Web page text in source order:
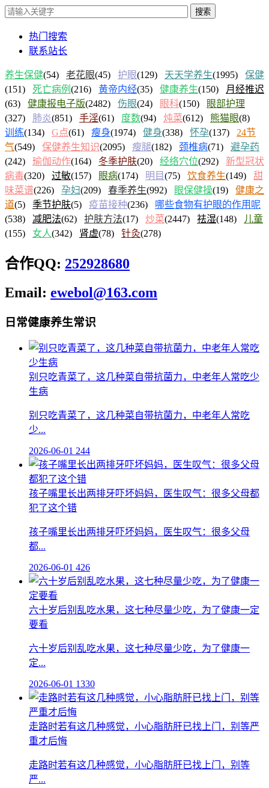
搜索
热门搜索
联系站长
养生保健(54) 老花眼(45) 护眼(129) 天天学养生(1995) 保健
(151) 死亡病例 (216) 黄帝内经(35) 健康养生(150)
月经推迟
(63) 健康报电子版(2482) 伤眼(24) 眼科(150)
眼部护理
(327) 肺炎(851) 手淫(61) 度数(94) 炖菜(612) 熊猫眼(8)
训练(134) G点(61) 瘦身(1974) 健身(338) 怀孕(137) 24节
气(549) 保健养生知识(2095) 瘦腿(182) 颈椎病(71) 避孕药
(242) 瑜伽动作(164) 冬季护肤(20) 经络穴位(292) 新型冠状
病毒(320) 过敏(157) 眼病(174) 明目 (75) 饮食养生(149) 甜
味菜谱(226) 孕妇(209) 春季养生(992) 眼保健操(19) 健康之
道(5) 季节护肤(5) 疫苗接种(236)
哪些食物有护眼的作用呢
(538) 减肥法(62) 护肤方法(17) 炒菜(2447) 祛湿(148)
儿童
(155) 女人(342) 肾虚(78) 针灸(278)
合作QQ: 252928680
Email: ewebol@163.com
日常健康养生常识
别只吃青菜了，这几种菜自带抗菌力，中老年人常吃少
生病
别只吃青菜了，这几种菜自带抗菌力，中老年人常吃
少...
2026-06-01 244
孩子嘴里长出两排牙吓坏妈妈，医生叹气：很多父母都
犯了这个错
孩子嘴里长出两排牙吓坏妈妈，医生叹气：很多父母
都...
2026-06-01 426
六十岁后别乱吃水果，这七种尽量少吃，为了健康一定
要看
六十岁后别乱吃水果，这七种尽量少吃，为了健康一
定...
2026-06-01 1330
走路时若有这几种感觉，小心脂肪肝已找上门，别等严
重才后悔
走路时若有这几种感觉，小心脂肪肝已找上门，别等
严...